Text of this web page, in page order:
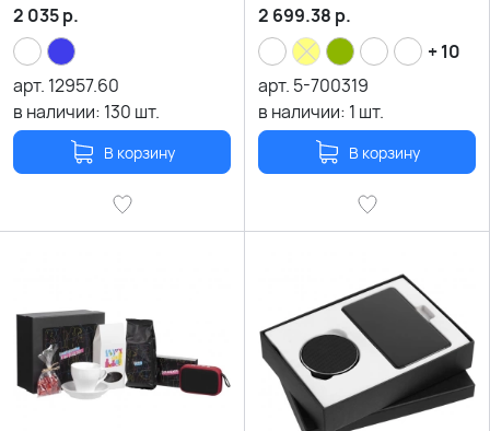
2 035р.
арт. 12957.60
в наличии: 130 шт.
В корзину
серебристый
2 699.38 р.
+ 10
арт. 5-700319
в наличии: 1 шт.
В корзину